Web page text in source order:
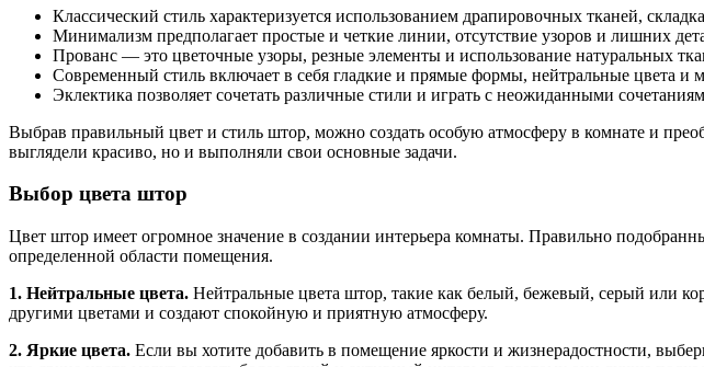
Классический стиль характеризуется использованием драпировочных тканей,
Минимализм предполагает простые и четкие линии, отсутствие узоров и лишних
Прованс — это цветочные узоры, резные элементы и использование натуральных
Современный стиль включает в себя гладкие и прямые формы, нейтральные цвета и
Эклектика позволяет сочетать различные стили и играть с неожиданными
Выбрав правильный цвет и стиль штор, можно создать особую атмосферу в комнате и
выглядели красиво, но и выполняли свои основные задачи.
Выбор цвета штор
Цвет штор имеет огромное значение в создании интерьера комнаты. Правильно
определенной области помещения.
1. Нейтральные цвета. Нейтральные цвета штор, такие как белый, бежевый, серый или
другими цветами и создают спокойную и приятную атмосферу.
2. Яркие цвета. Если вы хотите добавить в помещение яркости и жизнерадостности,